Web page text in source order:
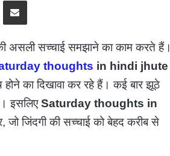
असली सच्चाई समझाने का काम करते हैं।
thoughts in hindi jhute
का दिखावा कर रहे हैं। कई बार झूठे
इसलिएSaturday thoughts in
जिंदगी की सच्चाई को बेहद करीब से